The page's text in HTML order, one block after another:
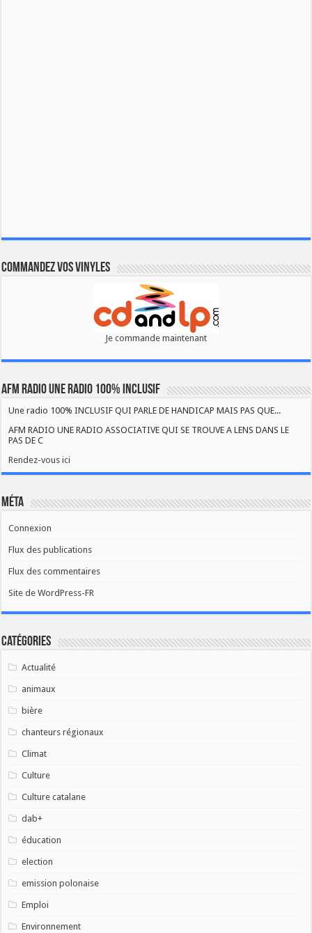
Commandez vos vinyles
Je commande maintenant
AFM RADIO UNE RADIO 100% INCLUSIF
Une radio 100% INCLUSIF QUI PARLE DE HANDICAP MAIS PAS QUE...
AFM RADIO UNE RADIO ASSOCIATIVE QUI SE TROUVE A LENS DANS LE
PAS DE C
Rendez-vous ici
Méta
Connexion
Flux des publications
Flux des commentaires
Site de WordPress-FR
Catégories
Actualité
animaux
bière
chanteurs régionaux
Climat
Culture
Culture catalane
dab+
éducation
election
emission polonaise
Emploi
Environnement